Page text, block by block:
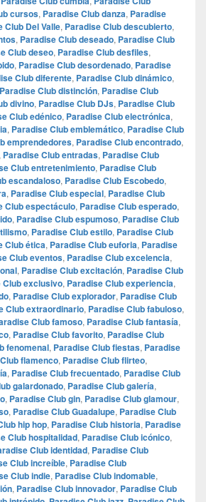
cursos, Paradise Club danza, Paradise
Club Del Valle, Paradise Club descubierto,
, Paradise Club deseado, Paradise Club
Club deseo, Paradise Club desfiles,
, Paradise Club desordenado, Paradise
Club diferente, Paradise Club dinámico,
Paradise Club distinción, Paradise Club
divino, Paradise Club DJs, Paradise Club
Club edénico, Paradise Club electrónica,
, Paradise Club emblemático, Paradise Club
emprendedores, Paradise Club encontrado,
Paradise Club entradas, Paradise Club
Club entretenimiento, Paradise Club
escandaloso, Paradise Club Escobedo,
, Paradise Club especial, Paradise Club
Club espectáculo, Paradise Club esperado,
, Paradise Club espumoso, Paradise Club
, Paradise Club estilo, Paradise Club
Club ética, Paradise Club euforia, Paradise
Club eventos, Paradise Club excelencia,
, Paradise Club excitación, Paradise Club
Club exclusivo, Paradise Club experiencia,
, Paradise Club explorador, Paradise Club
Club extraordinario, Paradise Club fabuloso,
Club famoso, Paradise Club fantasía,
, Paradise Club favorito, Paradise Club
fenomenal, Paradise Club fiestas, Paradise
flamenco, Paradise Club flirteo,
, Paradise Club frecuentado, Paradise Club
galardonado, Paradise Club galería,
, Paradise Club gin, Paradise Club glamour,
, Paradise Club Guadalupe, Paradise Club
hip hop, Paradise Club historia, Paradise
Club hospitalidad, Paradise Club icónico,
Club identidad, Paradise Club
Club increíble, Paradise Club
Club indie, Paradise Club indomable,
, Paradise Club innovador, Paradise Club